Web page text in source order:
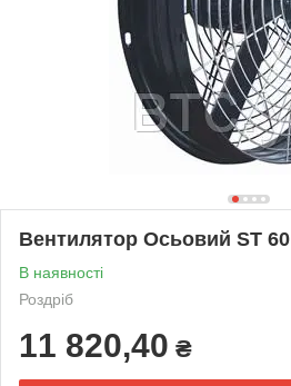
Вентилятор Осьовий ST 60
В наявності
Роздріб
11 820,40 ₴